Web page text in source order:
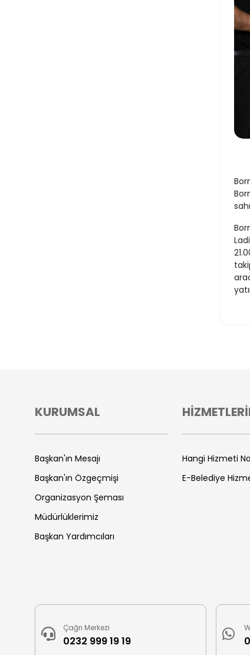
KURUMSAL
Başkan'ın Mesajı
Başkan'ın Özgeçmişi
Organizasyon Şeması
Müdürlüklerimiz
Başkan Yardımcıları
Hangi Hizmeti
E-Belediye
Çağrı Merkezi
0232 999 19 19